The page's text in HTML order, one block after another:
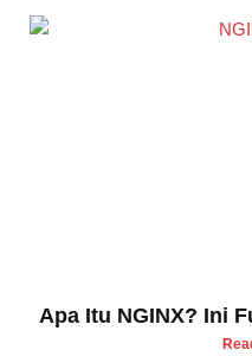
Apa Itu NGINX? Ini